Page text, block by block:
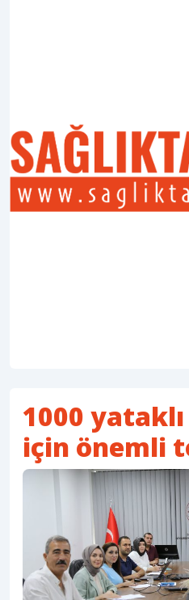
1000
için önemli